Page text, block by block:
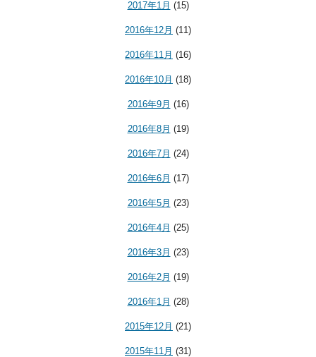
2017年1月 (15)
2016年12月 (11)
2016年11月 (16)
2016年10月 (18)
2016年9月 (16)
2016年8月 (19)
2016年7月 (24)
2016年6月 (17)
2016年5月 (23)
2016年4月 (25)
2016年3月 (23)
2016年2月 (19)
2016年1月 (28)
2015年12月 (21)
2015年11月 (31)